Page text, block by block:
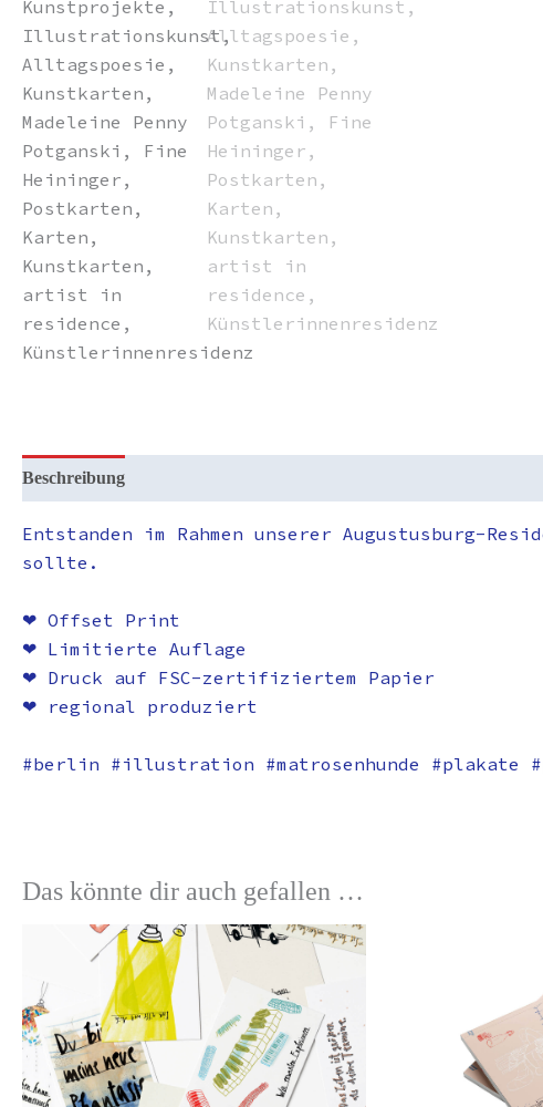
Beschreibung
Entstanden im Rahmen unserer Augustusburg-
sollte.
❤︎ Offset Print
❤︎ Limitierte Auflage
❤︎ Druck auf FSC-zertifiziertem Papier
❤︎ regional produziert
#berlin #illustration #matrosenhunde #plakate
Das könnte dir auch gefallen …